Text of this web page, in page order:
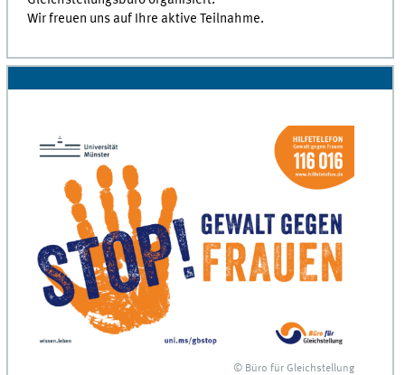
Wir freuen uns auf Ihre aktive Teilnahme.
© Büro für Gleichstellung